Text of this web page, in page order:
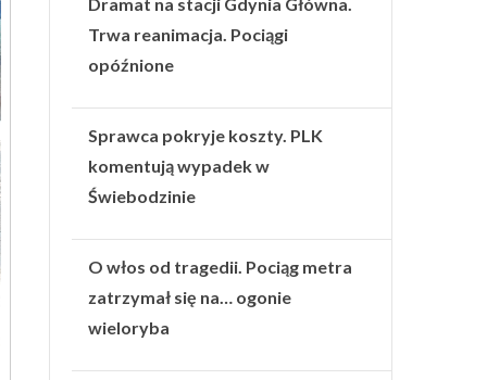
Trwa reanimacja. Pociągi
opóźnione
Sprawca pokryje koszty. PLK
komentują wypadek w
Świebodzinie
O włos od tragedii. Pociąg metra
zatrzymał się na… ogonie
wieloryba